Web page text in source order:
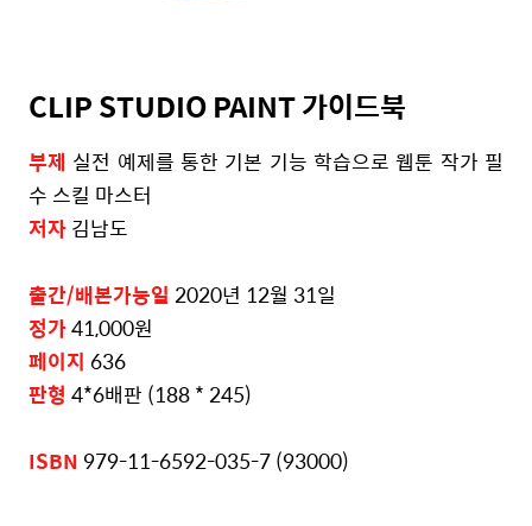
CLIP STUDIO PAINT 가이드북
부제 실전 예제를 통한 기본 기능 학습으로 웹툰 작가 필
수 스킬 마스터
저자김남도
출간/배본가능일2020년 12월 31일
정가41,000원
페이지 636
판형 4*6배판 (188 * 245)
ISBN 979-11-6592-035-7 (93000)